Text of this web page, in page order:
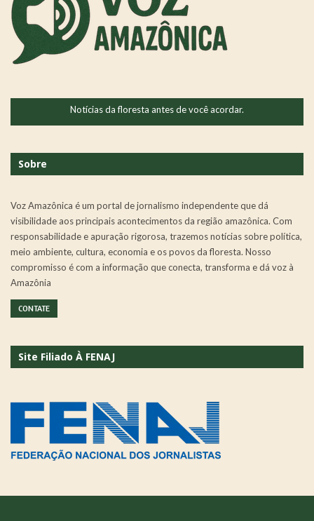
Notícias da floresta antes de você acordar.
Sobre
Voz Amazônica é um portal de jornalismo independente que dá
visibilidade aos principais acontecimentos da região amazônica. Com
responsabilidade e apuração rigorosa, trazemos notícias sobre política,
meio ambiente, cultura, economia e os povos da floresta. Nosso
compromisso é com a informação que conecta, transforma e dá voz à
Amazônia
CONTATE
Site Filiado À FENAJ